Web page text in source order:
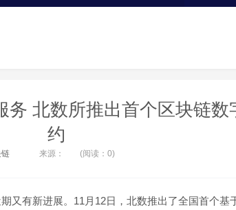
务 北数所推出首个区块链数
约
链 来源： (阅读：0)
又有新进展。11月12日，北数推出了全国首个基